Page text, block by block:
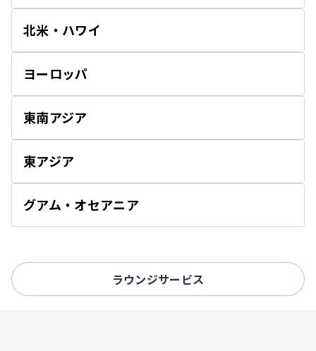
く
北米・ハワイ
く
ヨーロッパ
く
東南アジア
く
東アジア
く
グアム・オセアニア
く
ラウンジサービス